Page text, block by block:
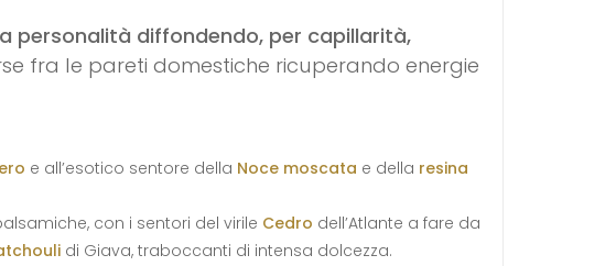
personalità diffondendo, per capillarità,
fra le pareti domestiche ricuperando energie
e all’esotico sentore della Noce moscata e della resina
con i sentori del virile Cedro dell’Atlante a fare da
di Giava, traboccanti di intensa dolcezza.